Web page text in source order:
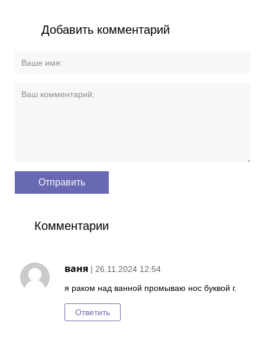
Добавить комментарий
Комментарии
ваня | 26.11.2024 12:54
я раком над ванной промываю нос буквой г.
Ответить